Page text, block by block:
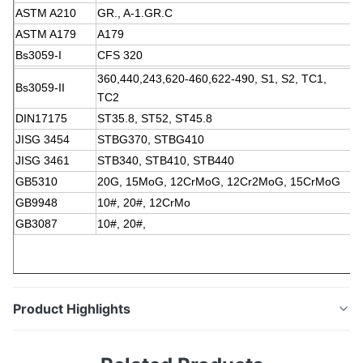
ASTM A210
GR., A-1.GR.C
ASTM A179
A179
Bs3059-I
CFS 320
Bs3059-II
360,440,243,620-460,622-490, S1, S2, TC1,
TC2
DIN17175
ST35.8, ST52, ST45.8
JISG 3454
STBG370, STBG410
JISG 3461
STB340, STB410, STB440
GB5310
20G, 15MoG, 12CrMoG, 12Cr2MoG, 15CrMoG
GB9948
10#, 20#, 12CrMo
GB3087
10#, 20#,
Product Highlights